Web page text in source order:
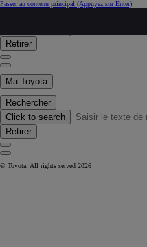
Passer au contenu principal (Appuyez sur Enter)
Retirer
Ma Toyota
Rechercher
Click to search
Retirer
© Toyota. All rights served 2026